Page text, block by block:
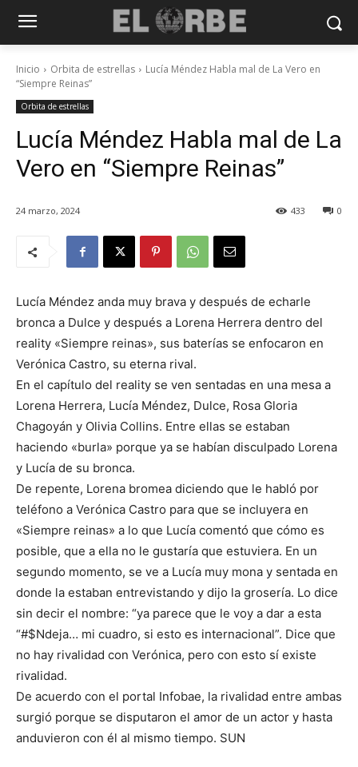
Inicio Orbita de estrellas
Lucía Méndez Habla mal de La Vero en
“Siempre Reinas”
Orbita de estrellas
Lucía Méndez Habla mal de La
Vero en “Siempre Reinas”
24 marzo, 2024 0
433
Lucía Méndez anda muy brava y después de echarle
bronca a Dulce y después a Lorena Herrera dentro del
reality «Siempre reinas», sus baterías se enfocaron en
Verónica Castro, su eterna rival.
En el capítulo del reality se ven sentadas en una mesa a
Lorena Herrera, Lucía Méndez, Dulce, Rosa Gloria
Chagoyán y Olivia Collins. Entre ellas se estaban
haciendo «burla» porque ya se habían disculpado Lorena
y Lucía de su bronca.
De repente, Lorena bromea diciendo que le habló por
teléfono a Verónica Castro para que se incluyera en
«Siempre reinas» a lo que Lucía comentó que cómo es
posible, que a ella no le gustaría que estuviera. En un
segundo momento, se ve a Lucía muy mona y sentada en
donde la estaban entrevistando y dijo la grosería. Lo dice
sin decir el nombre: “ya parece que le voy a dar a esta
“#$Ndeja… mi cuadro, si esto es internacional”. Dice que
no hay rivalidad con Verónica, pero con esto sí existe
rivalidad.
De acuerdo con el portal Infobae, la rivalidad entre ambas
surgió porque se disputaron el amor de un actor y hasta
anduvieron con él al mismo tiempo. SUN